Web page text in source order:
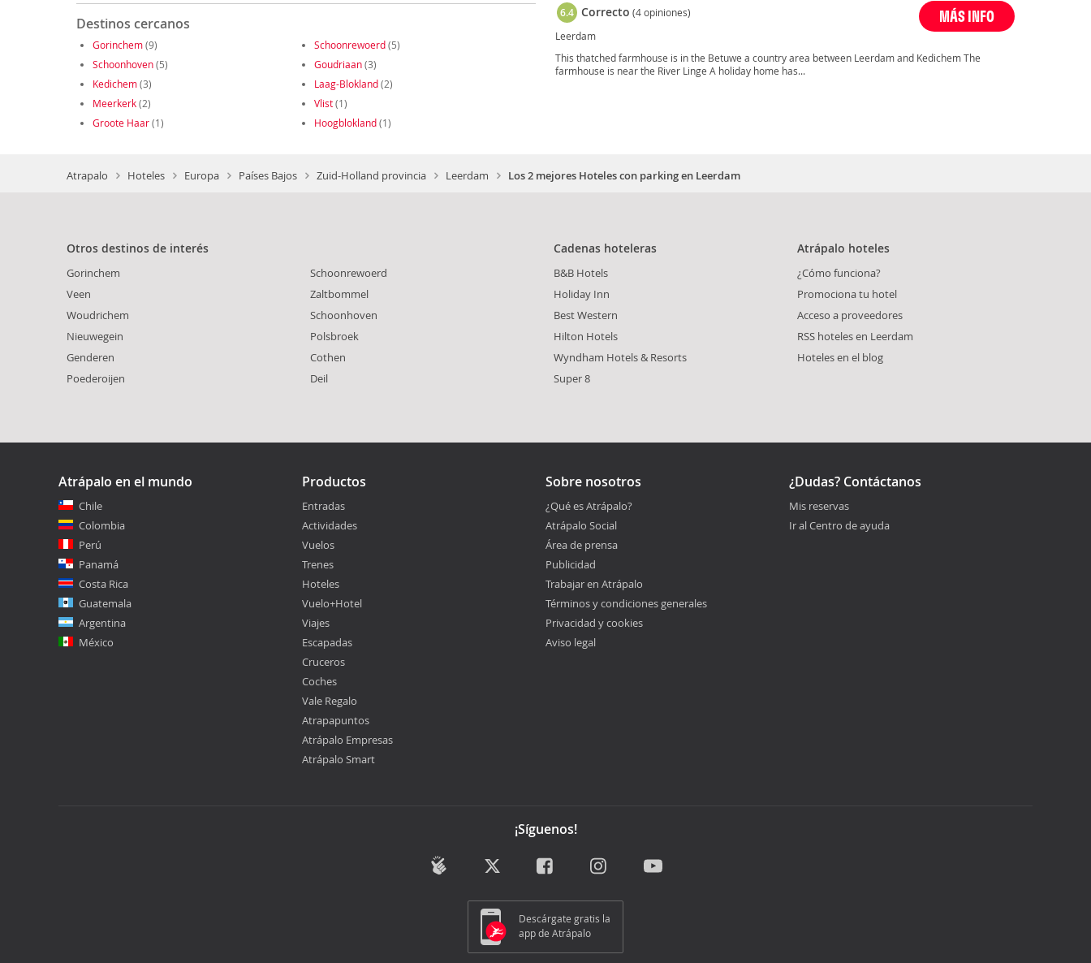
Destinos cercanos
Gorinchem(9) Schoonrewoerd(5)
Schoonhoven(5) Goudriaan(3)
Kedichem(3) Laag-Blokland(2)
Meerkerk(2) Vlist(1)
Groote Haar(1) Hoogblokland(1)
6.4 Correcto (4 opiniones)
Leerdam
MÁS INFO
This thatched farmhouse is in the Betuwe a country area between Leerdam and Kedichem The
farmhouse is near the River Linge A holiday home has...
Atrapalo Hoteles Europa Países Bajos Zuid-Holland provincia Leerdam Los 2 mejores Hoteles con parking en Leerdam
Otros destinos de interés
Gorinchem
Veen
Woudrichem
Nieuwegein
Genderen
Poederoijen
Schoonrewoerd
Zaltbommel
Schoonhoven
Polsbroek
Cothen
Deil
Cadenas hoteleras
B&B Hotels
Holiday Inn
Best Western
Hilton Hotels
Wyndham Hotels & Resorts
Super 8
Atrápalo hoteles
¿Cómo funciona?
Promociona tu hotel
Acceso a proveedores
RSS hoteles en Leerdam
Hoteles en el blog
Atrápalo en el mundo
Chile
Colombia
Perú
Panamá
Costa Rica
Guatemala
Argentina
México
Productos
Entradas
Actividades
Vuelos
Trenes
Hoteles
Vuelo+Hotel
Viajes
Escapadas
Cruceros
Coches
Vale Regalo
Atrapapuntos
Atrápalo Empresas
Atrápalo Smart
Sobre nosotros
¿Qué es Atrápalo?
Atrápalo Social
Área de prensa
Publicidad
Trabajar en Atrápalo
Términos y condiciones generales
Privacidad y cookies
Aviso legal
¿Dudas? Contáctanos
Mis reservas
Ir al Centro de ayuda
¡Síguenos!
Descárgate gratis la
app de Atrápalo